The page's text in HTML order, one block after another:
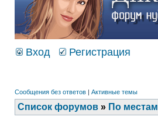
Вход Регистрация
Сообщения без ответов | Активные темы
Список форумов » По